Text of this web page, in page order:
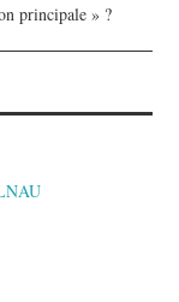
principale » ?